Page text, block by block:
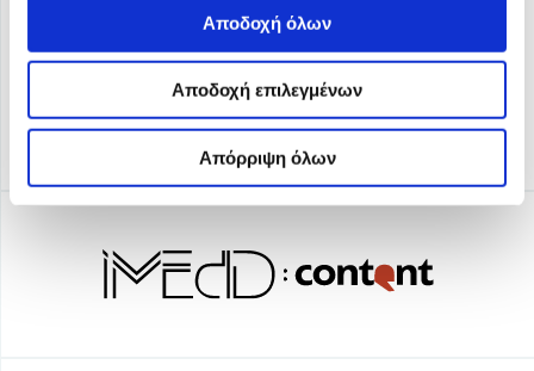
Αποδοχή όλων
Αποδοχή επιλεγμένων
Απόρριψη όλων